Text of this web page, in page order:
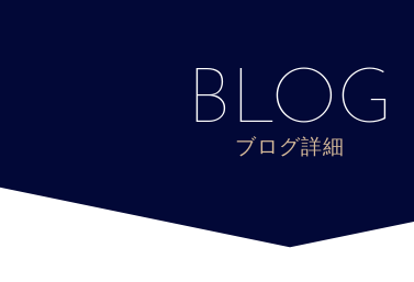
BLOG
ブログ詳細